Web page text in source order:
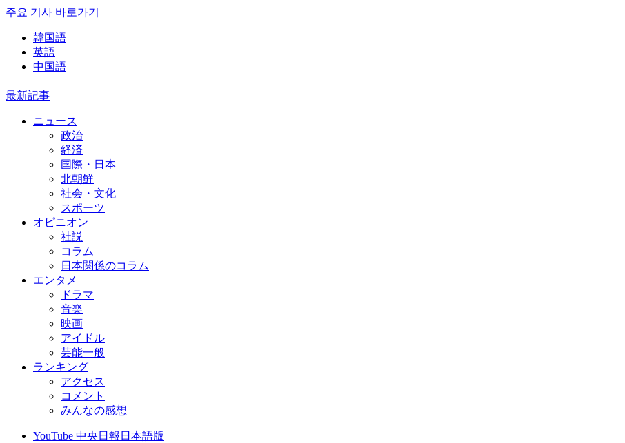
주요 기사 바로가기
韓国語
英語
中国語
最新記事
ニュース
政治
経済
国際・日本
北朝鮮
社会・文化
スポーツ
オピニオン
社説
コラム
日本関係のコラム
エンタメ
ドラマ
音楽
映画
アイドル
芸能一般
ランキング
アクセス
コメント
みんなの感想
YouTube 中央日報日本語版